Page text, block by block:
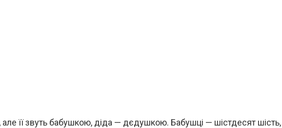
але її звуть бабушкою, діда — дєдушкою. Бабушці — шістдесят шість,